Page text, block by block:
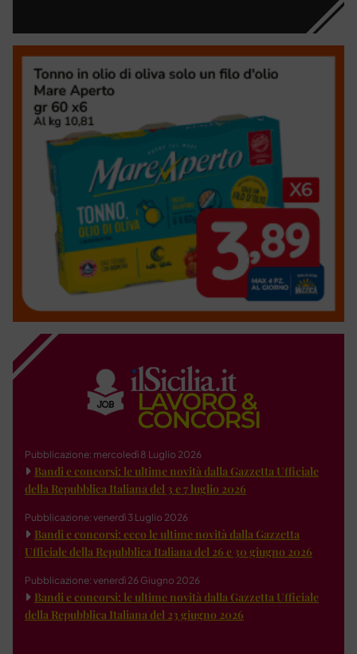
Pubblicazione: mercoledì 8 Luglio 2026
Bandi e concorsi: le ultime novità dalla Gazzetta Ufficiale
della Repubblica Italiana del 3 e 7 luglio 2026
Pubblicazione: venerdì 3 Luglio 2026
Bandi e concorsi: ecco le ultime novità dalla Gazzetta
Ufficiale della Repubblica Italiana del 26 e 30 giugno 2026
Pubblicazione: venerdì 26 Giugno 2026
Bandi e concorsi: le ultime novità dalla Gazzetta Ufficiale
della Repubblica Italiana del 23 giugno 2026